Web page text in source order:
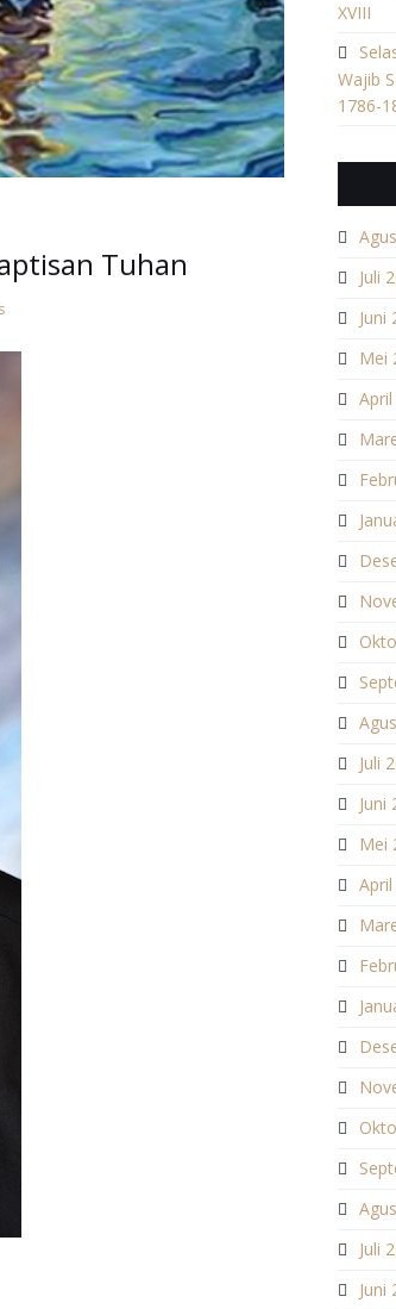
Tuhan
XVIII
Wajib
1786-
Juli
Juni
Mei
Juli
Juni
Mei
Juli
Juni